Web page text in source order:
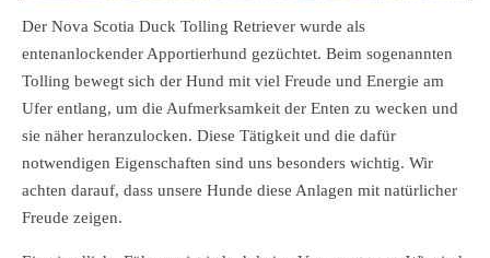
Der Nova Scotia Duck Tolling Retriever wurde als
entenanlockender Apportierhund gezüchtet. Beim sogenannten
Tolling bewegt sich der Hund mit viel Freude und Energie am
Ufer entlang, um die Aufmerksamkeit der Enten zu wecken und
sie näher heranzulocken. Diese Tätigkeit und die dafür
notwendigen Eigenschaften sind uns besonders wichtig. Wir
achten darauf, dass unsere Hunde diese Anlagen mit natürlicher
Freude zeigen.